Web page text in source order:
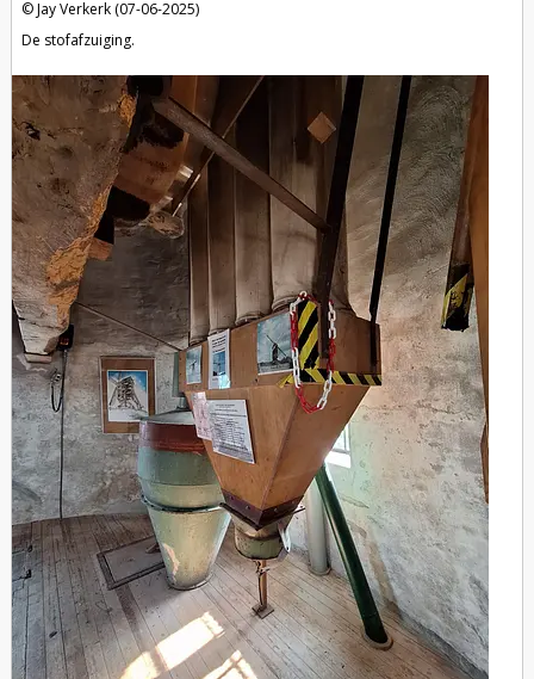
Jay Verkerk (07-06-2025)
De stofafzuiging.